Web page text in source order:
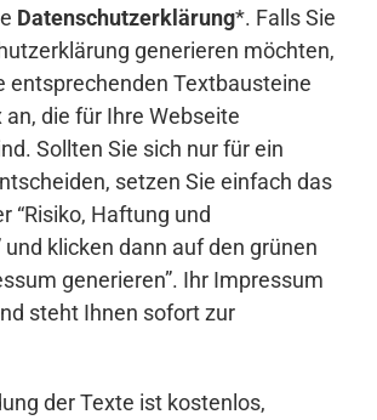
Datenschutzerklärung*. Falls Sie
generieren möchten,
entsprechenden Textbausteine
an, die für Ihre Webseite
Sollten Sie sich nur für ein
setzen Sie einfach das
“Risiko, Haftung und
und klicken dann auf den grünen
generieren”. Ihr Impressum
steht Ihnen sofort zur
der Texte ist kostenlos,